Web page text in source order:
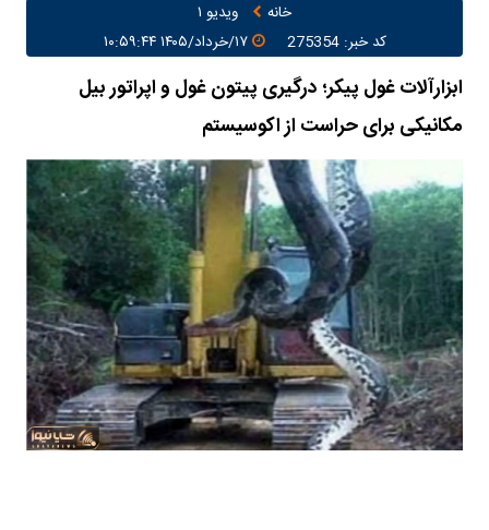
خانه
ویدیو ۱
کد خبر: 275354
۱۷/خرداد/۱۴۰۵ ۱۰:۵۹:۴۴
ابزارآلات غول پیکر؛ درگیری پیتون غول و اپراتور بیل
مکانیکی برای حراست از اکوسیستم